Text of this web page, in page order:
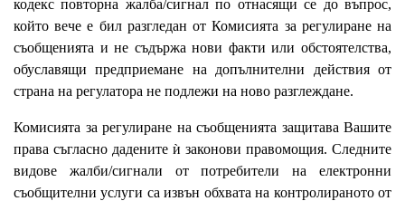
кодекс повторна жалба/сигнал по отнасящи се до въпрос,
който вече е бил разгледан от Комисията за регулиране на
съобщенията и не съдържа нови факти или обстоятелства,
обуславящи предприемане на допълнителни действия от
страна на регулатора не подлежи на ново разглеждане.
Комисията за регулиране на съобщенията защитава Вашите
права съгласно дадените ѝ законови правомощия. Следните
видове жалби/сигнали от потребители на електронни
съобщителни услуги са извън обхвата на контролираното от